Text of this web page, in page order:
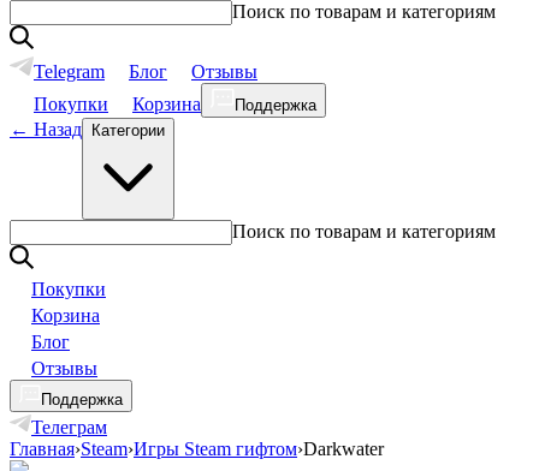
Поиск по товарам и категориям
Telegram Блог
Отзывы
Покупки
Корзина Поддержка
← Назад Категории
Поиск по товарам и категориям
Покупки
Корзина
Блог
Отзывы
Поддержка
Телеграм
Главная›Steam›Игры Steam гифтом›Darkwater